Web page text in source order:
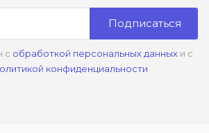
Подписаться
с обработкой персональных данныхи с
конфиденциальности